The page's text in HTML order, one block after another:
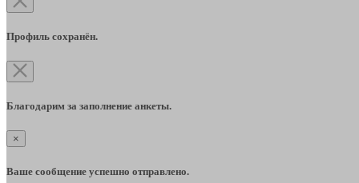
Профиль сохранён.
Благодарим за заполнение анкеты.
×
Ваше сообщение успешно отправлено.